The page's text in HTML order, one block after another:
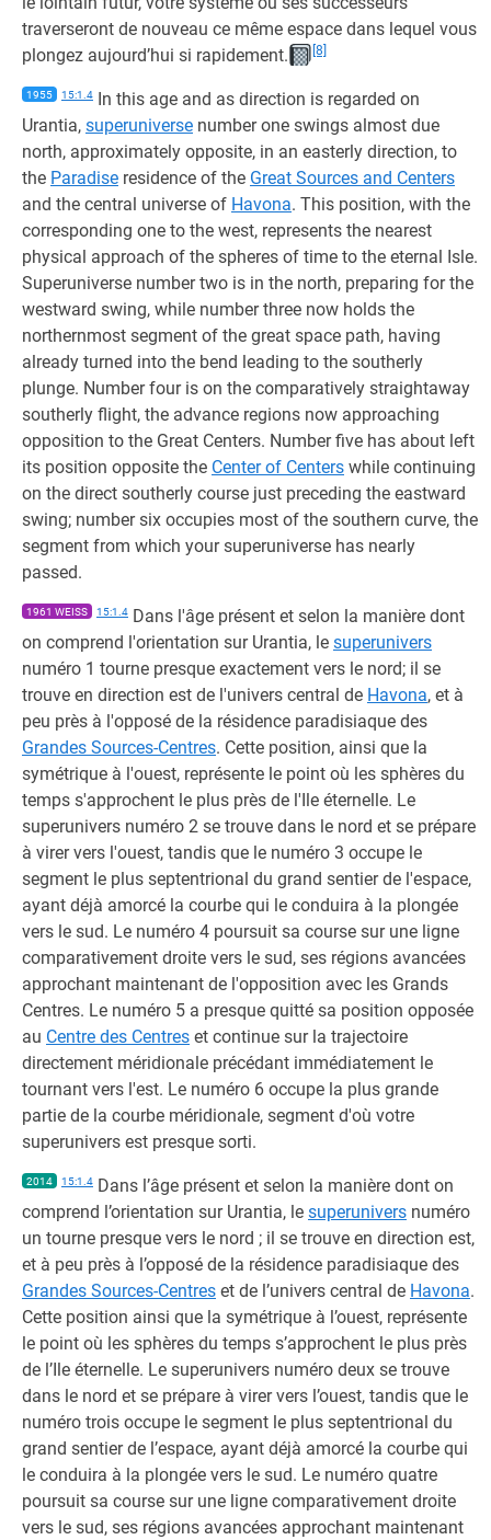
traverseront de nouveau ce même espace dans lequel vous
plongez aujourd’hui si rapidement.
[8]
1955 15:1.4 In this age and as direction is regarded on
Urantia, superuniverse number one swings almost due
north, approximately opposite, in an easterly direction, to
the Paradise residence of the Great Sources and Centers
and the central universe of Havona. This position, with the
corresponding one to the west, represents the nearest
physical approach of the spheres of time to the eternal Isle.
Superuniverse number two is in the north, preparing for the
westward swing, while number three now holds the
northernmost segment of the great space path, having
already turned into the bend leading to the southerly
plunge. Number four is on the comparatively straightaway
southerly flight, the advance regions now approaching
opposition to the Great Centers. Number five has about left
its position opposite the Center of Centers while continuing
on the direct southerly course just preceding the eastward
swing; number six occupies most of the southern curve, the
segment from which your superuniverse has nearly
passed.
1961 WEISS 15:1.4 Dans l'âge présent et selon la manière dont
on comprend l'orientation sur Urantia, le superunivers
numéro 1 tourne presque exactement vers le nord; il se
trouve en direction est de l'univers central de Havona, et à
peu près à l'opposé de la résidence paradisiaque des
Grandes Sources-Centres. Cette position, ainsi que la
symétrique à l'ouest, représente le point où les sphères du
temps s'approchent le plus près de l'Ile éternelle. Le
superunivers numéro 2 se trouve dans le nord et se prépare
à virer vers l'ouest, tandis que le numéro 3 occupe le
segment le plus septentrional du grand sentier de l'espace,
ayant déjà amorcé la courbe qui le conduira à la plongée
vers le sud. Le numéro 4 poursuit sa course sur une ligne
comparativement droite vers le sud, ses régions avancées
approchant maintenant de l'opposition avec les Grands
Centres. Le numéro 5 a presque quitté sa position opposée
au Centre des Centres et continue sur la trajectoire
directement méridionale précédant immédiatement le
tournant vers l'est. Le numéro 6 occupe la plus grande
partie de la courbe méridionale, segment d'où votre
superunivers est presque sorti.
2014 15:1.4 Dans l’âge présent et selon la manière dont on
comprend l’orientation sur Urantia, le superunivers numéro
un tourne presque vers le nord ; il se trouve en direction est,
et à peu près à l’opposé de la résidence paradisiaque des
Grandes Sources-Centres et de l’univers central de Havona.
Cette position ainsi que la symétrique à l’ouest, représente
le point où les sphères du temps s’approchent le plus près
de l’Ile éternelle. Le superunivers numéro deux se trouve
dans le nord et se prépare à virer vers l’ouest, tandis que le
numéro trois occupe le segment le plus septentrional du
grand sentier de l’espace, ayant déjà amorcé la courbe qui
le conduira à la plongée vers le sud. Le numéro quatre
poursuit sa course sur une ligne comparativement droite
vers le sud, ses régions avancées approchant maintenant